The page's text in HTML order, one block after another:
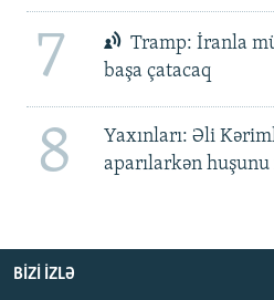
7
Tramp: İranla
başa çatacaq
8
Yaxınları: Əli
aparılarkən
BIZI IZLƏ